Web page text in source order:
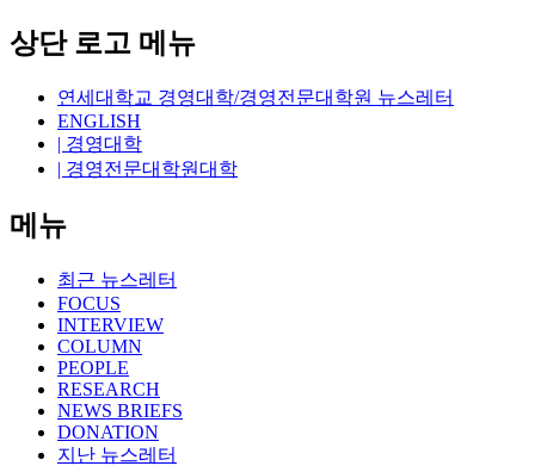
상단 로고 메뉴
연세대학교 경영대학/경영전문대학원 뉴스레터
ENGLISH
| 경영대학
| 경영전문대학원대학
메뉴
최근 뉴스레터
FOCUS
INTERVIEW
COLUMN
PEOPLE
RESEARCH
NEWS BRIEFS
DONATION
지난 뉴스레터